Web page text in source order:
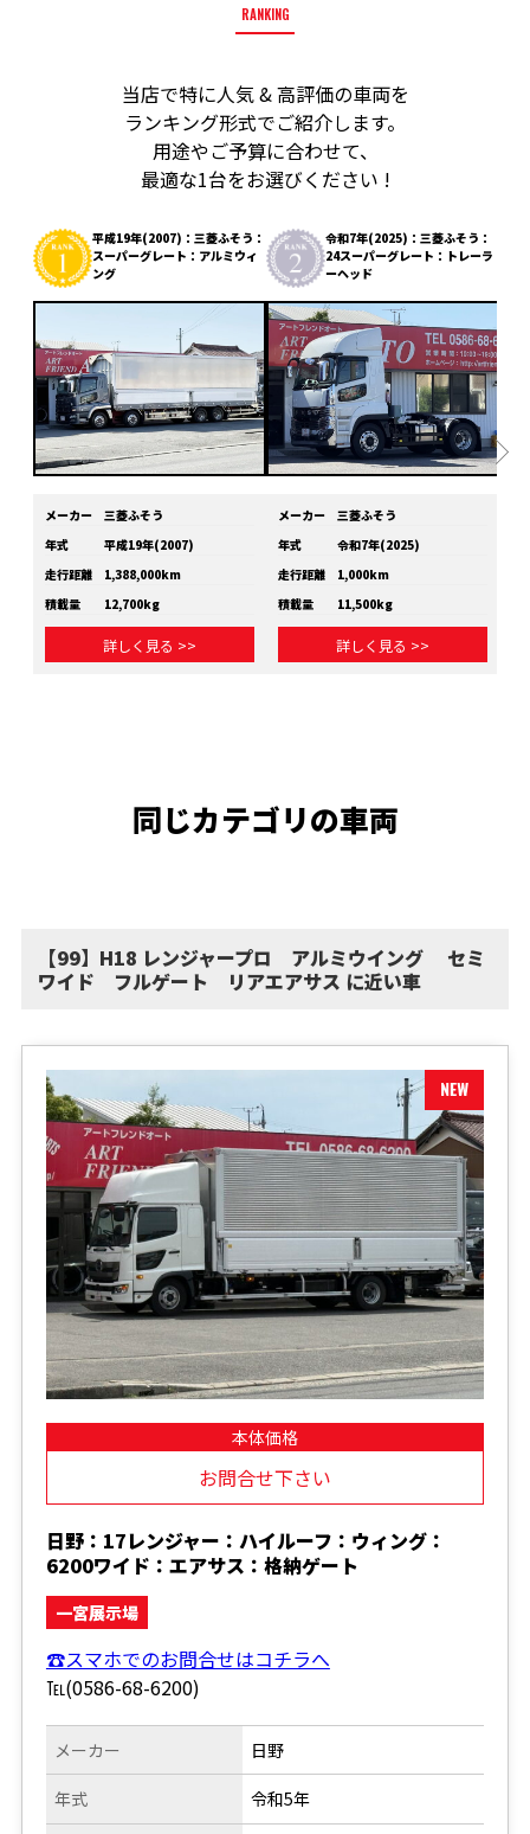
RANKING
当店で特に人気 & 高評価の車両を
ランキング形式でご紹介します。
用途やご予算に合わせて、
最適な1台をお選びください !
平成19年(2007)：三菱ふそう：
スーパーグレート：アルミウィ
ング
メーカー
三菱ふそう
年式
平成19年(2007)
走行距離
1,388,000km
積載量
12,700kg
詳しく見る >>
令和7年(2025)：三菱ふそう：
24スーパーグレート：トレーラ
ーヘッド
メーカー
三菱ふそう
年式
令和7年(2025)
走行距離
1,000km
積載量
11,500kg
詳しく見る >>
同じカテゴリの車両
【99】H18 レンジャープロ アルミウイング セミ
ワイド フルゲート リアエアサス に近い車
本体価格
お問合せ下さい
日野：17レンジャー：ハイルーフ：ウィング：
6200ワイド：エアサス：格納ゲート
一宮展示場
☎スマホでのお問合せはコチラへ
℡(0586-68-6200)
メーカー
年式
日野
令和5年